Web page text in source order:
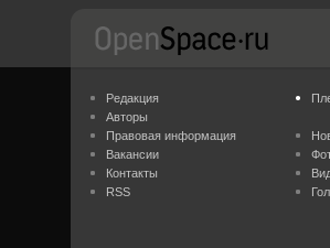
Редакция
Авторы
Правовая информация
Вакансии
Контакты
RSS